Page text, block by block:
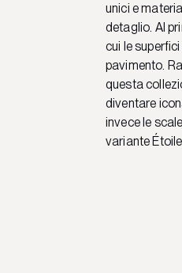
unici e
detaglio. Al
cui le
pavimento.
questa
diventare
invece le
variante